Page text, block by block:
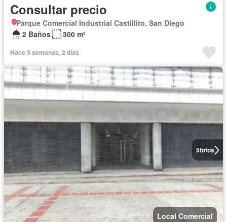
Consultar precio
Parque Comercial Industrial Castillito, San Diego
2 Baños
300 m²
Hace 3 semanas, 2 días
5fotos
Local Comercial